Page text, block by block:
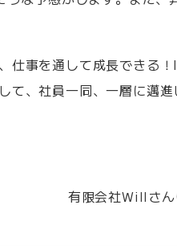
事を通して成長できる！
、社員一同、一層に邁進
有限会社Willさ